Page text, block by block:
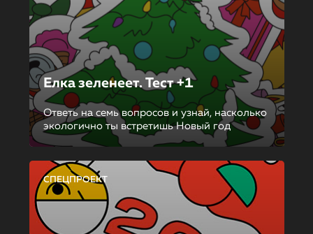
Елка зеленеет. Тест +1
Ответь на семь вопросов и узнай, насколько
экологично ты встретишь Новый год
СПЕЦПРОЕКТ